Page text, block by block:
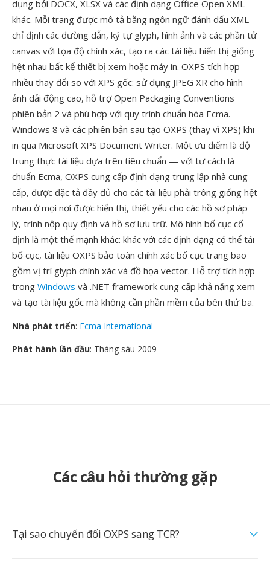
dụng bởi DOCX, XLSX và các định dạng Office Open XML
khác. Mỗi trang được mô tả bằng ngôn ngữ đánh dấu XML
chỉ định các đường dẫn, ký tự glyph, hình ảnh và các phần tử
canvas với tọa độ chính xác, tạo ra các tài liệu hiển thị giống
hệt nhau bất kể thiết bị xem hoặc máy in. OXPS tích hợp
nhiều thay đổi so với XPS gốc: sử dụng JPEG XR cho hình
ảnh dải động cao, hỗ trợ Open Packaging Conventions
phiên bản 2 và phù hợp với quy trình chuẩn hóa Ecma.
Windows 8 và các phiên bản sau tạo OXPS (thay vì XPS) khi
in qua Microsoft XPS Document Writer. Một ưu điểm là độ
trung thực tài liệu dựa trên tiêu chuẩn — với tư cách là
chuẩn Ecma, OXPS cung cấp định dạng trung lập nhà cung
cấp, được đặc tả đầy đủ cho các tài liệu phải trông giống hệt
nhau ở mọi nơi được hiển thị, thiết yếu cho các hồ sơ pháp
lý, trình nộp quy định và hồ sơ lưu trữ. Mô hình bố cục cố
định là một thế mạnh khác: khác với các định dạng có thể tái
bố cục, tài liệu OXPS bảo toàn chính xác bố cục trang bao
gồm vị trí glyph chính xác và đồ họa vector. Hỗ trợ tích hợp
trong Windows và .NET framework cung cấp khả năng xem
và tạo tài liệu gốc mà không cần phần mềm của bên thứ ba.
Nhà phát triển: Ecma International
Phát hành lần đầu: Tháng sáu 2009
Các câu hỏi thường gặp
Tại sao chuyển đổi OXPS sang TCR?